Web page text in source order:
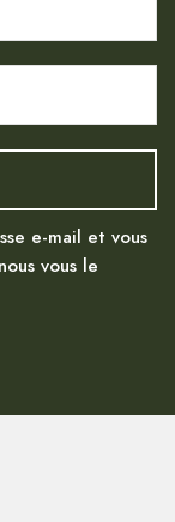
e-mail et vous
vous le